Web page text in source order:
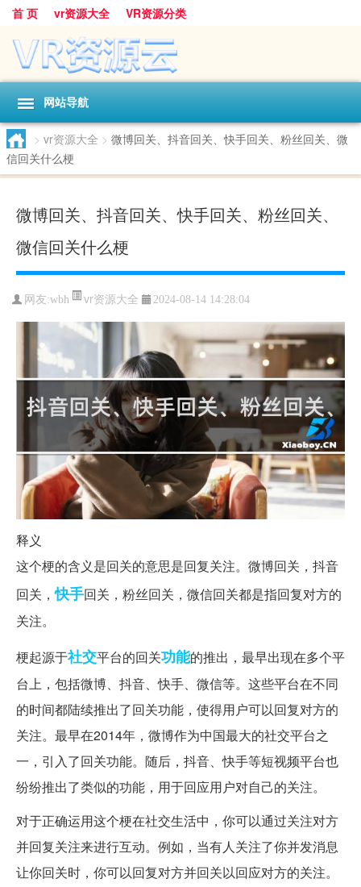
首 页 vr资源大全 VR资源分类
网站导航
> vr资源大全 > 微博回关、抖音回关、快手回关、粉丝回关、微
信回关什么梗
微博回关、抖音回关、快手回关、粉丝回关、
微信回关什么梗
网友:wbh vr资源大全 2024-08-14 14:28:04
释义
这个梗的含义是回关的意思是回复关注。微博回关，抖音
回关，快手回关，粉丝回关，微信回关都是指回复对方的
关注。
梗起源于社交平台的回关功能的推出，最早出现在多个平
台上，包括微博、抖音、快手、微信等。这些平台在不同
的时间都陆续推出了回关功能，使得用户可以回复对方的
关注。最早在2014年，微博作为中国最大的社交平台之
一，引入了回关功能。随后，抖音、快手等短视频平台也
纷纷推出了类似的功能，用于回应用户对自己的关注。
对于正确运用这个梗在社交生活中，你可以通过关注对方
并回复关注来进行互动。例如，当有人关注了你并发消息
让你回关时，你可以回复对方并回关以回应对方的关注。